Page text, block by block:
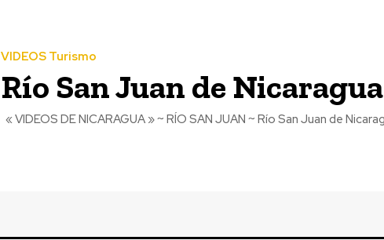
VIDEOS Turismo
Río San Juan de Nicaragua